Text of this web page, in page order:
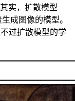
实，扩散模型
成图像的模型。
过扩散模型的学